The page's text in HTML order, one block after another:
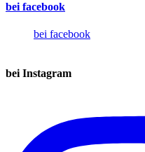
bei facebook
bei facebook
bei Instagram